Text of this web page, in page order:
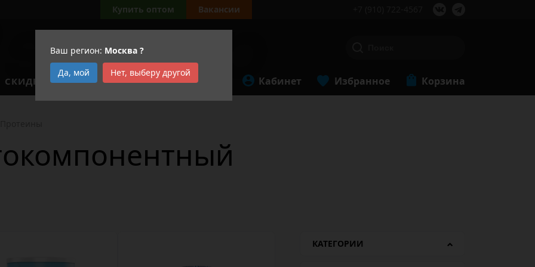
Ваш регион: Москва ?
Да, мой
Нет, выберу другой
Купить оптом Вакансии
СКИДКИ АКЦИИ Кабинет Избранное Корзина
КАТЕГОРИИ